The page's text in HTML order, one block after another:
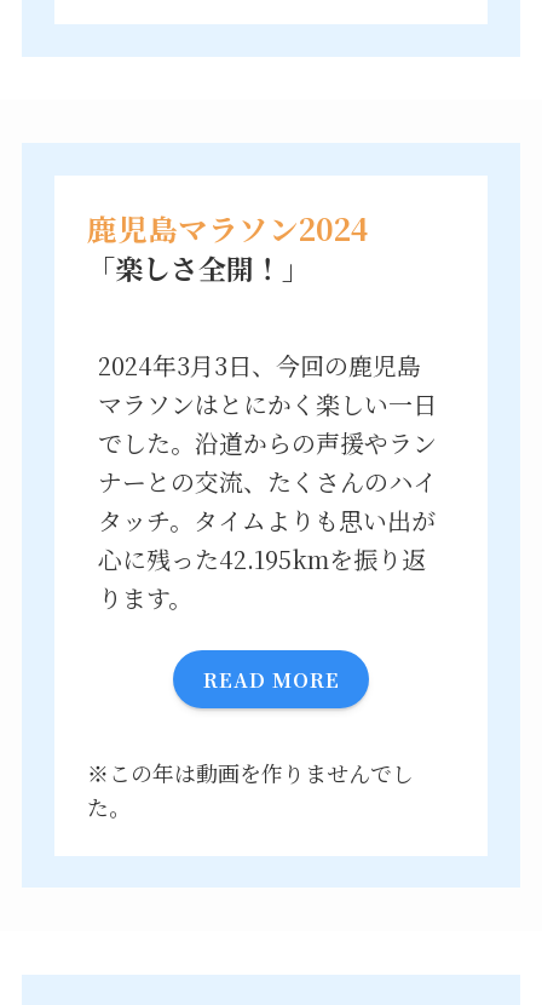
鹿児島マラソン2024
「楽しさ全開！」
2024年3月3日、今回の鹿児島
マラソンはとにかく楽しい一日
でした。沿道からの声援やラン
ナーとの交流、たくさんのハイ
タッチ。タイムよりも思い出が
心に残った42.195kmを振り返
ります。
READ MORE
※この年は動画を作りませんでし
た。